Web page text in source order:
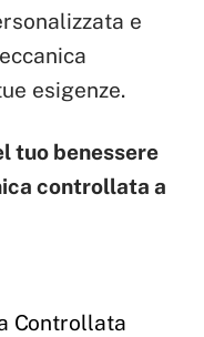
e
esigenze.
tuo benessere
controllata a
Controllata